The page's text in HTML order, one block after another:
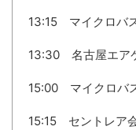
13:15 マイクロバ
13:30 名古屋エア
15:00 マイクロバ
15:15 セントレア